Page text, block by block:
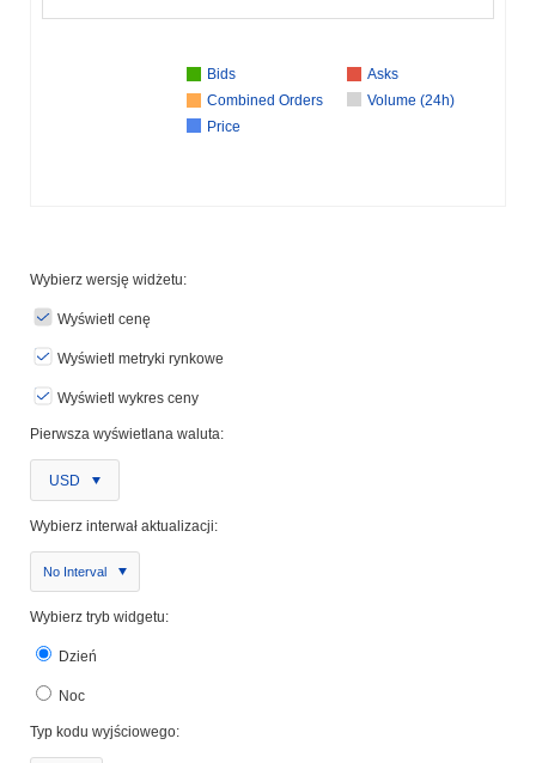
Bids
Asks
Combined Orders
Volume (24h)
Price
Wybierz wersję widżetu:
Wyświetl cenę
Wyświetl metryki rynkowe
Wyświetl wykres ceny
Pierwsza wyświetlana waluta:
USD
Wybierz interwał aktualizacji:
No Interval
Wybierz tryb widgetu:
Dzień
Noc
Typ kodu wyjściowego: